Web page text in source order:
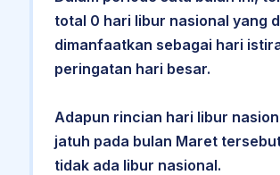
total 0 hari libur nasional yang
dimanfaatkan sebagai hari
peringatan hari besar.
Adapun rincian hari libur
jatuh pada bulan Maret
tidak ada libur nasional.